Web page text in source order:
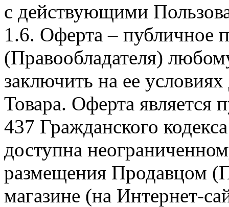
с действующими
1.6. Оферта – публичное
(Правообладателя)
заключить на ее
Товара. Оферта является
437 Гражданского
доступна
размещения Продавцом
магазине (на Интернет-